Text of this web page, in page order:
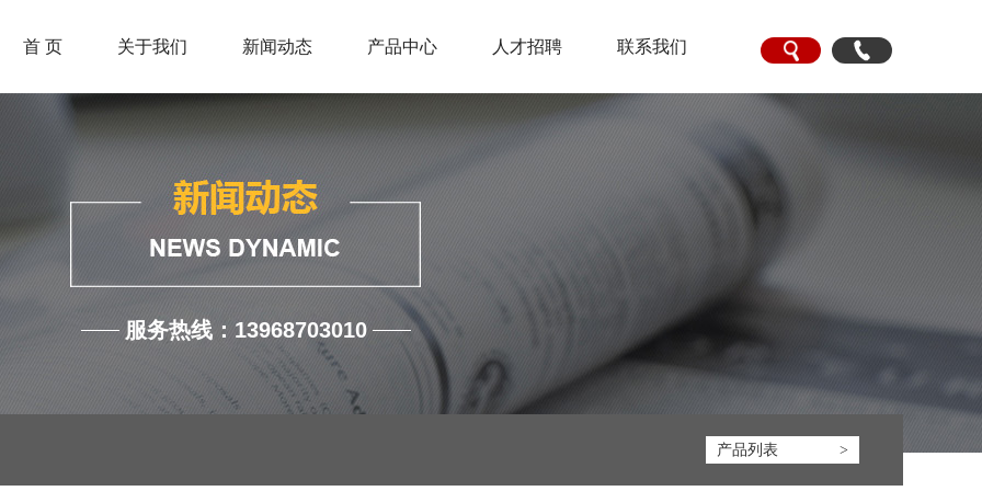
首 页 关于我们 新闻动态 产品中心 人才招聘 联系我们
服务热线：13968703010
产品列表